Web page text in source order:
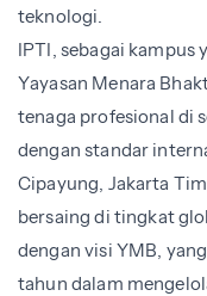
teknologi.
IPTI, sebagai kampus
Yayasan Menara
tenaga profesional di
dengan standar
Cipayung, Jakarta
bersaing di tingkat
dengan visi YMB,
tahun dalam